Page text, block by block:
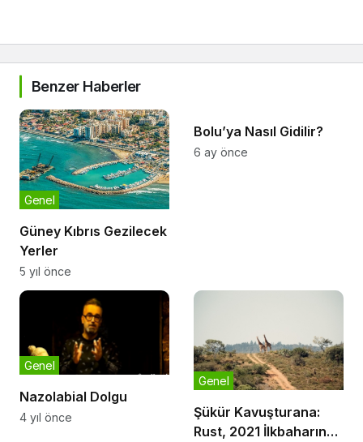
Benzer Haberler
Güney Kıbrıs Gezilecek
Yerler
Genel
5 yıl önce
Bolu’ya Nasıl Gidilir?
6 ay önce
Nazolabial Dolgu
Genel
4 yıl önce
Şükür Kavuşturana:
Rust, 2021 İlkbaharında
Genel